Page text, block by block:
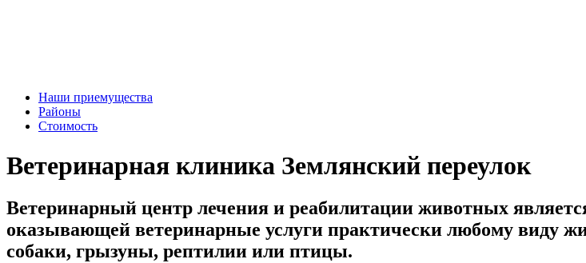
Наши приемущества
Районы
Стоимость
Ветеринарная клиника Землянский переулок
Ветеринарный центр лечения и реабилитации животных
оказывающей ветеринарные услуги практически любому виду
собаки, грызуны, рептилии или птицы.